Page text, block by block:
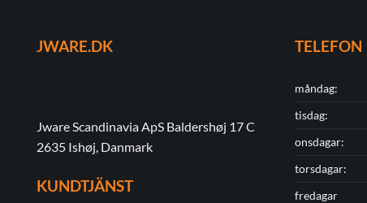
JWARE.DK
Jware Scandinavia ApS Baldershøj 17 C
2635 Ishøj, Danmark
KUNDTJÄNST
TELEFON
måndag:
tisdag:
onsdagar:
torsdagar:
fredagar